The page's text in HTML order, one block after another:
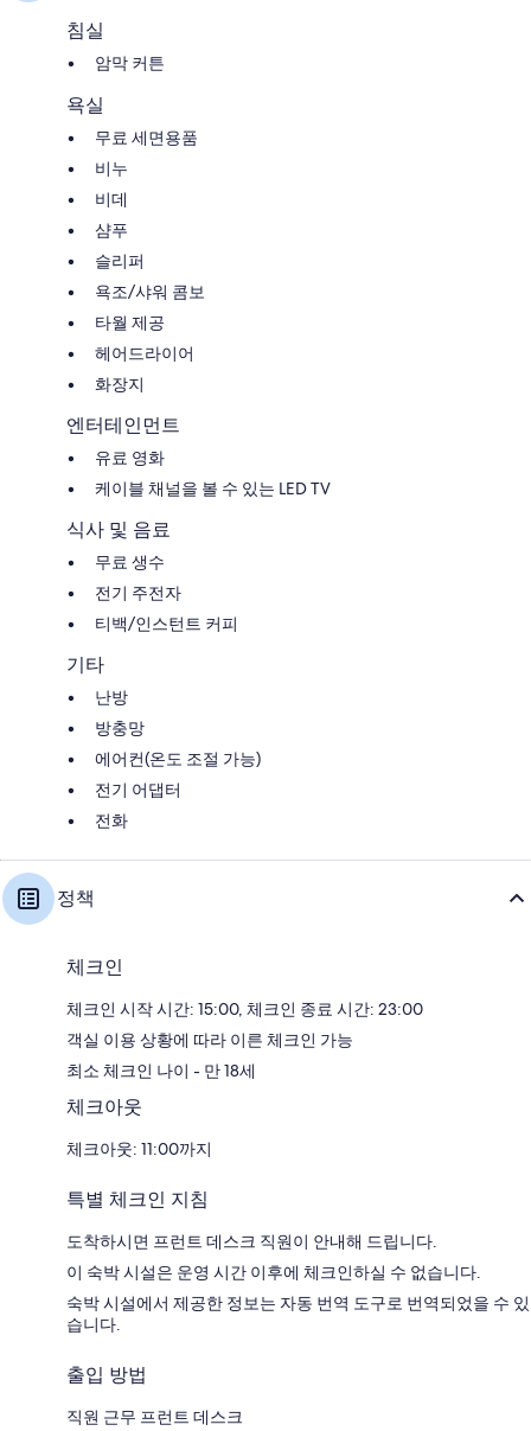
침실
암막 커튼
욕실
무료 세면용품
비누
비데
샴푸
슬리퍼
욕조/샤워 콤보
타월 제공
헤어드라이어
화장지
엔터테인먼트
유료 영화
케이블 채널을 볼 수 있는 LED TV
식사 및 음료
무료 생수
전기 주전자
티백/인스턴트 커피
기타
난방
방충망
에어컨(온도 조절 가능)
전기 어댑터
전화
정책
체크인
체크인 시작 시간: 15:00, 체크인 종료 시간: 23:00
객실 이용 상황에 따라 이른 체크인 가능
최소 체크인 나이 - 만 18세
체크아웃
체크아웃: 11:00까지
특별 체크인 지침
도착하시면 프런트 데스크 직원이 안내해 드립니다.
이 숙박 시설은 운영 시간 이후에 체크인하실 수 없습니다.
숙박 시설에서 제공한 정보는 자동 번역 도구로 번역되었을 수 있
습니다.
출입 방법
직원 근무 프런트 데스크